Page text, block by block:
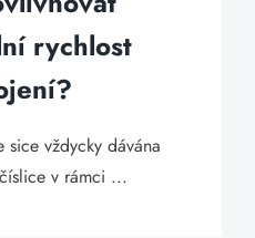
rychlost
vždycky dávána
v rámci ...